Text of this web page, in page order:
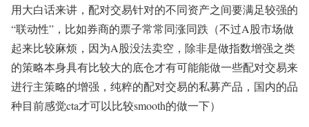
用大白话来讲，配对交易针对的不同资产之间要满足较强的
“联动性”，比如券商的票子常常同涨同跌（不过A股市场做
起来比较麻烦，因为A股没法卖空，除非是做指数增强之类
的策略本身具有比较大的底仓才有可能能做一些配对交易来
进行主策略的增强，纯粹的配对交易的私募产品，国内的品
种目前感觉cta才可以比较smooth的做一下）